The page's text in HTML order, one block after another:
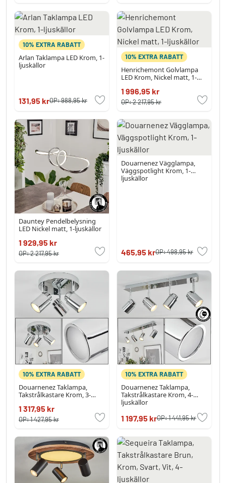
10% EXTRA RABATT
Arlan Taklampa LED Krom, 1-
ljuskällor
131,95 krOP:988,95 kr
10% EXTRA RABATT
Henrichemont Golvlampa
LED Krom, Nickel matt, 1-
1 996,95 kr
OP:2 217,95 kr
Dauntey Pendelbelysning
LED Nickel matt, 1-ljuskällor
1 929,95 kr
OP:2 217,95 kr
Douarnenez Vägglampa,
Väggspotlight Krom, 1-
ljuskällor
465,95 krOP:498,95 kr
10% EXTRA RABATT
Douarnenez Taklampa,
Takstrålkastare Krom, 3-
1 317,95 kr
OP:1 427,95 kr
10% EXTRA RABATT
Douarnenez Taklampa,
Takstrålkastare Krom, 4-
ljuskällor
1 197,95 krOP:1 441,95 kr